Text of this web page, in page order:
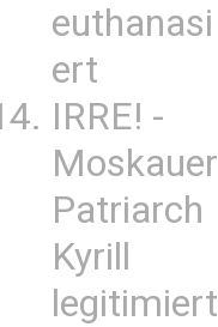
euthanasi
ert
IRRE! -
Moskauer
Patriarch
Kyrill
legitimiert